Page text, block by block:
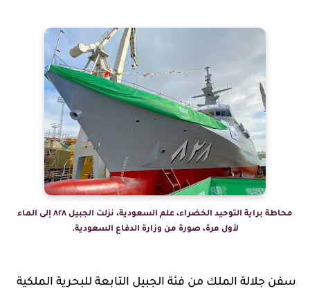
محاطة براية التوحيد الخضراء، علم السعودية، نزلت الجبيل ٨٢٨ إلى الماء
لأول مرة، صورة من وزارة الدفاع السعودية.
سفن جلالة الملك من فئة الجبيل التابعة للبحرية الملكية